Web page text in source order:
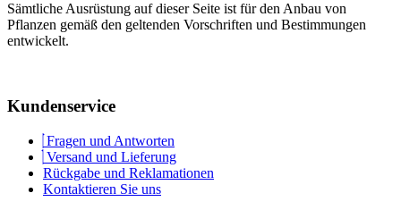
Sämtliche Ausrüstung auf dieser Seite ist für den Anbau von
Pflanzen gemäß den geltenden Vorschriften und Bestimmungen
entwickelt.
Kundenservice
Fragen und Antworten
Versand und Lieferung
Rückgabe und Reklamationen
Kontaktieren Sie uns